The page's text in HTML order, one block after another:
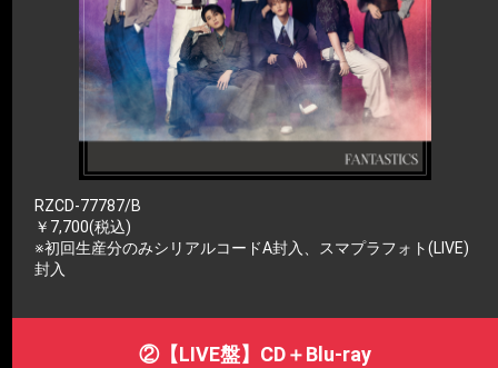
RZCD-77787/B
￥7,700(税込)
※初回生産分のみシリアルコードA封入、スマプラフォト(LIVE)
封入
②【LIVE盤】CD＋Blu-ray